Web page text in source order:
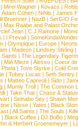
| Mirel Wagner | Kovacs |
Adam Cohen | Nihils | James
Broenner| NazB| SerGIO
| Max Raabe and Palast
Jean | C.J.Ramone |
| I Prevail |
| Olympique| Europe|
| Madeon | Lindsey Stirling |
Saints | The Legendary
| MiA Mieze | Alesso | Coeur
Phela| Tove Styrke| Cold
| Tobey Lucas | Seth Sentry|
| Matteo Capreoli| Sido|
| Mumiy Troll | The Common
| Take That | Chase & Status
| Seinabo Sey| Shawn
| Nisse| Yates | Black
| All Saints | The Souls |
| Black Coffee| DJ BoBo|
& Herbert Groenemeyer |